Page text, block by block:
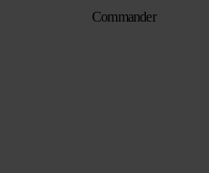
initial
Commander